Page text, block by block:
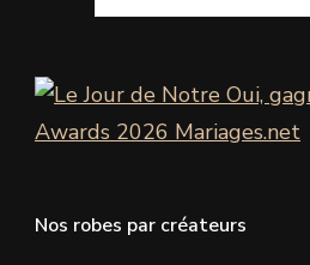
Nos robes par créateurs